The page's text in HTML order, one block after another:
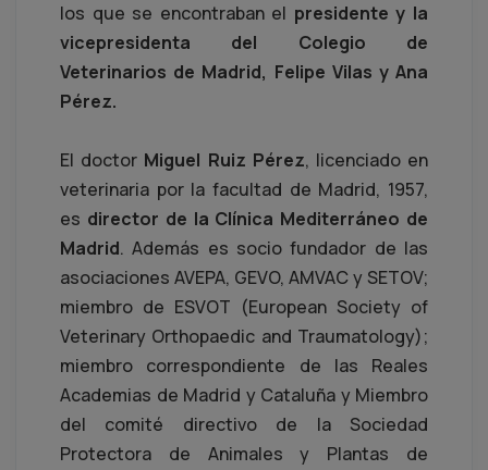
los que se encontraban el presidente y la
vicepresidenta del Colegio de
Veterinarios de Madrid, Felipe Vilas y Ana
Pérez.
El doctor Miguel Ruiz Pérez, licenciado en
veterinaria por la facultad de Madrid, 1957,
es director de la Clínica Mediterráneo de
Madrid. Además es socio fundador de las
asociaciones AVEPA, GEVO, AMVAC y SETOV;
miembro de ESVOT (European Society of
Veterinary Orthopaedic and Traumatology);
miembro correspondiente de las Reales
Academias de Madrid y Cataluña y Miembro
del comité directivo de la Sociedad
Protectora de Animales y Plantas de